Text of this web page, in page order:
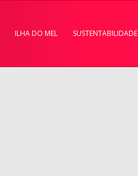
ILHA DO MEL SUSTENTABILIDADE